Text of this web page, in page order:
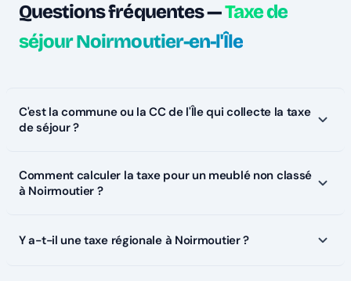
Questions fréquentes —Taxe de
séjour Noirmoutier-en-l'Île
C'est la commune ou la CC de l'Île qui collecte la taxe
de séjour ?
Comment calculer la taxe pour un meublé non classé
à Noirmoutier ?
Y a-t-il une taxe régionale à Noirmoutier ?